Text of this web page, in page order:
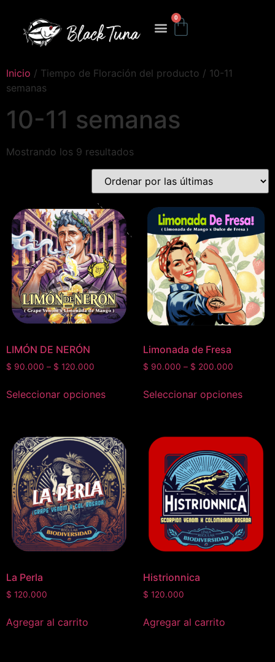
0
Inicio / Tiempo de Floración del producto / 10-11
semanas
10-11 semanas
Mostrando los 9 resultados
LIMÓN DE NERÓN
$ 90.000 – $ 120.000
Seleccionar opciones
Limonada de Fresa
$ 90.000 – $ 200.000
Seleccionar opciones
La Perla
$ 120.000
Agregar al carrito
Histrionnica
$ 120.000
Agregar al carrito